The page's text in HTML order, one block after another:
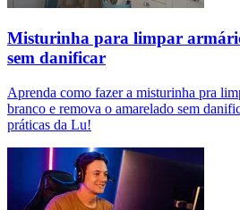
Misturinha para limpar
sem danificar
Aprenda como fazer a misturinha pra
branco e remova o amarelado sem
práticas da Lu!